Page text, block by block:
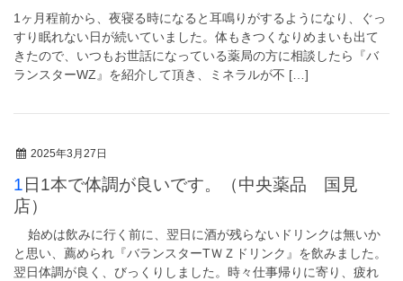
1ヶ月程前から、夜寝る時になると耳鳴りがするようになり、ぐっ
すり眠れない日が続いていました。体もきつくなりめまいも出て
きたので、いつもお世話になっている薬局の方に相談したら『バ
ランスターWZ』を紹介して頂き、ミネラルが不 […]
2025年3月27日
1日1本で体調が良いです。（中央薬品 国見
店）
始めは飲みに行く前に、翌日に酒が残らないドリンクは無いか
と思い、薦められ『バランスターTＷＺドリンク』を飲みました。
翌日体調が良く、びっくりしました。時々仕事帰りに寄り、疲れ